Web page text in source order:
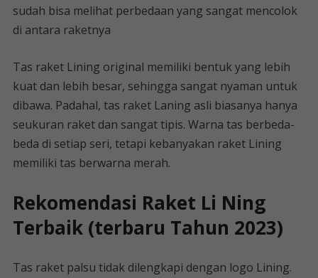
sudah bisa melihat perbedaan yang sangat mencolok
di antara raketnya
Tas raket Lining original memiliki bentuk yang lebih
kuat dan lebih besar, sehingga sangat nyaman untuk
dibawa. Padahal, tas raket Laning asli biasanya hanya
seukuran raket dan sangat tipis. Warna tas berbeda-
beda di setiap seri, tetapi kebanyakan raket Lining
memiliki tas berwarna merah.
Rekomendasi Raket Li Ning
Terbaik (terbaru Tahun 2023)
Tas raket palsu tidak dilengkapi dengan logo Lining.